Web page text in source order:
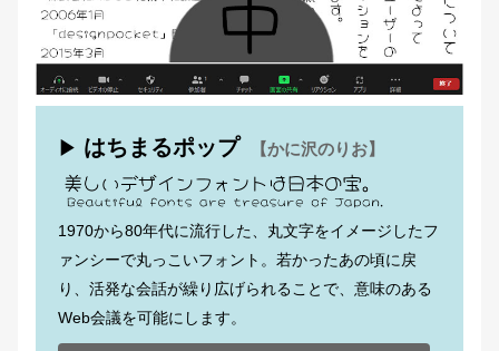
▶ はちまるポップ 【かに沢のりお】
1970から80年代に流行した、丸文字をイメージしたフ
ァンシーで丸っこいフォント。若かったあの頃に戻
り、活発な会話が繰り広げられることで、意味のある
Web会議を可能にします。